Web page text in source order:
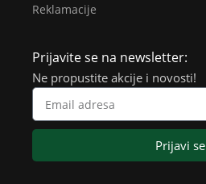
Reklamacije
Prijavite se na newsletter:
Ne propustite akcije i novosti!
Prijavi se